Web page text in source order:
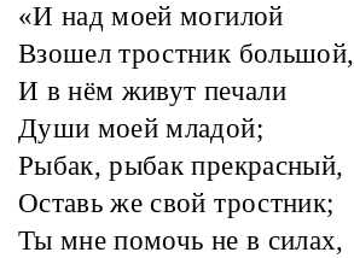
«И над моей могилой
Взошел тростник большой,
И в нём живут печали
Души моей младой;
Рыбак, рыбак прекрасный,
Оставь же свой тростник;
Ты мне помочь не в силах,